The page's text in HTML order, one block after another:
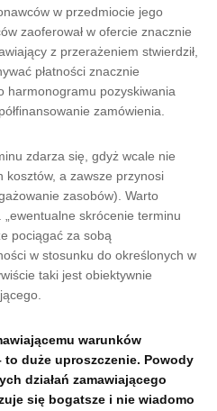
w przedmiocie jego
zaoferował w ofercie znacznie
z przerażeniem stwierdził,
płatności znacznie
harmonogramu pozyskiwania
zamówienia.
zdarza się, gdyż wcale nie
kosztów, a zawsze przynosi
zasobów). Warto
skrócenie terminu
pociągać za sobą
w stosunku do określonych w
taki jest obiektywnie
warunków
duże uproszczenie. Powody
działań zamawiającego
się bogatsze i nie wiadomo